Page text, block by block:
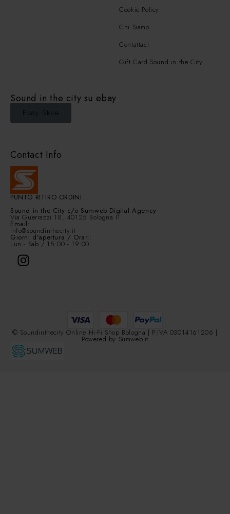
Contact Info
PUNTO RITIRO ORDINI
Sound in the City c/o Sumweb Digital Agency
Via Guerrazzi 18, 40125 Bologna IT
Email:
info@soundinthecity.it
Giorni d'apertura / Orari:
Lun - Sab / 15:00 - 19:00
Cookie Policy
Chi Siamo
Contattaci
Gift Card Sound in the City
Sound in the city su ebay
Ebay Store
© Soundinthecity Online Hi-Fi Shop Bologna | P.IVA 03014161206 |
Powered by Sumweb.it